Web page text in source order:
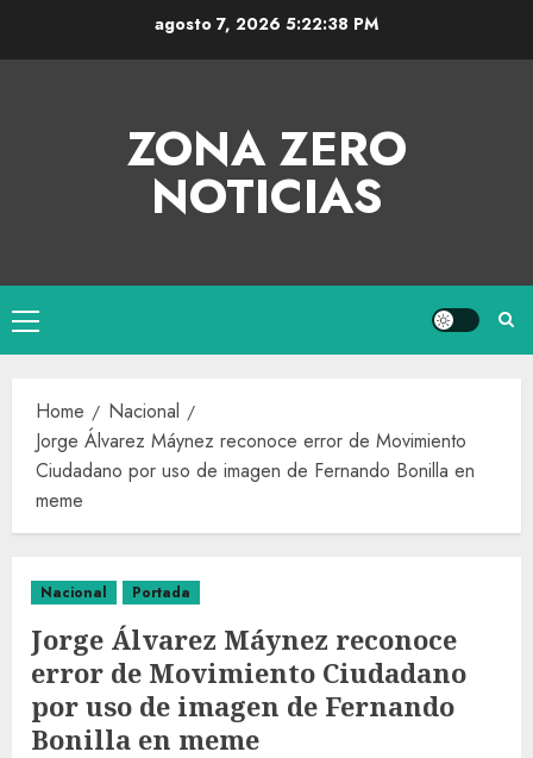
agosto 7, 2026 5:22:38 PM
ZONA ZERO
NOTICIAS
Home
Nacional
Jorge Álvarez Máynez reconoce error de Movimiento
Ciudadano por uso de imagen de Fernando Bonilla en
meme
Nacional Portada
Jorge Álvarez Máynez reconoce
error de Movimiento Ciudadano
por uso de imagen de Fernando
Bonilla en meme